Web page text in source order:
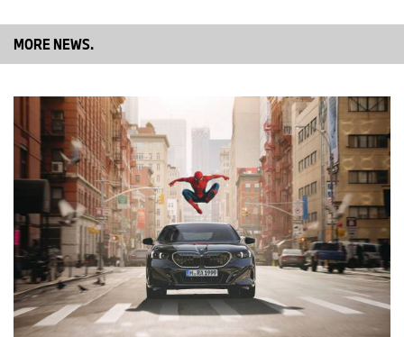
un ahorro de CO2 del 99%, similar al eFuel de 95 octanos (99%
renovable)”.
MORE NEWS.